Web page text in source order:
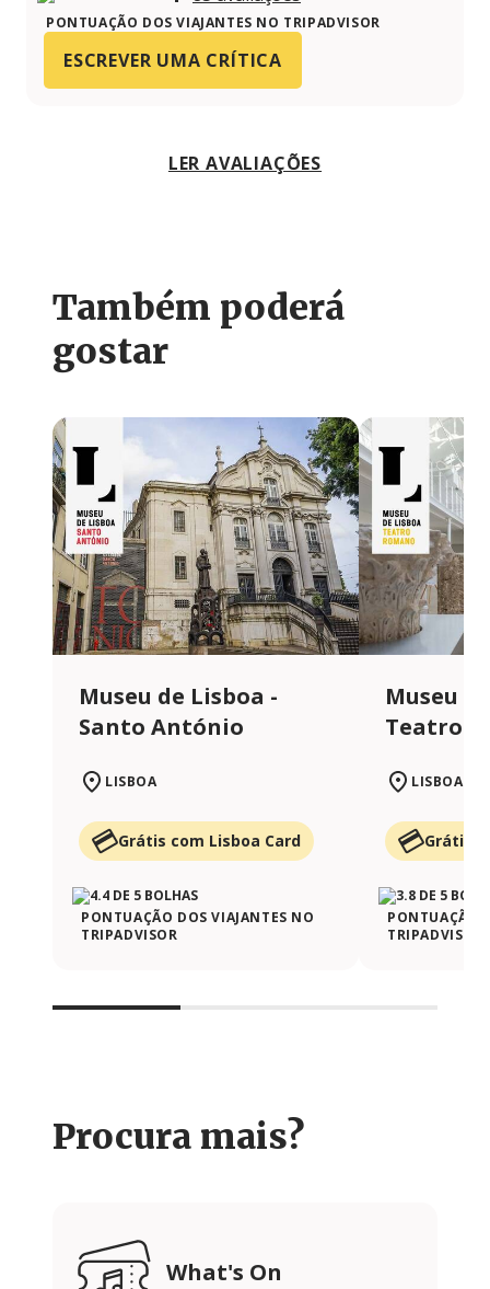
PONTUAÇÃO DOS VIAJANTES NO TRIPADVISOR
ESCREVER UMA CRÍTICA
LER AVALIAÇÕES
Também poderá
gostar
Museu de Lisboa -
Santo António
LISBOA
Grátis com Lisboa Card
PONTUAÇÃO DOS VIAJANTES NO
TRIPADVISOR
Museu
Teatro
LISBOA
Grátis
PONTUAÇÃO
TRIPADVISOR
Procura mais?
What's On